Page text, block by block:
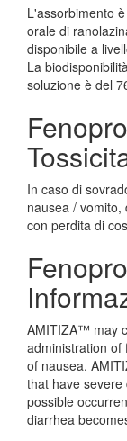
L'assorbimento
orale di
disponibile a
La
soluzione è del
In caso di
nausea /
con perdita di
AMITIZA™ may
administration
of nausea.
that have
possible
diarrhea